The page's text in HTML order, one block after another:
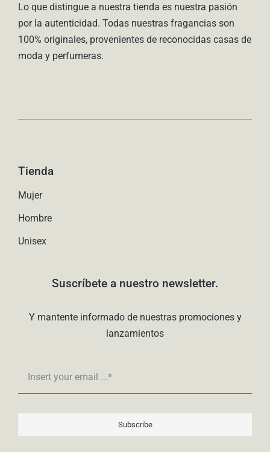
Lo que distingue a nuestra tienda es nuestra pasión
por la autenticidad. Todas nuestras fragancias son
100% originales, provenientes de reconocidas casas de
moda y perfumeras.
Tienda
Mujer
Hombre
Unisex
Suscríbete a nuestro newsletter.
Y mantente informado de nuestras promociones y
lanzamientos
Subscribe